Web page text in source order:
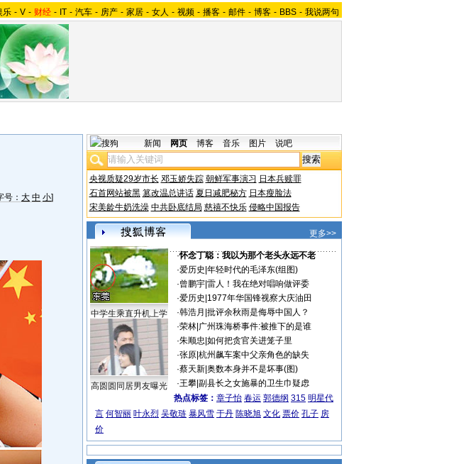
乐 - V - 财经 - IT - 汽车 - 房产 - 家居 - 女人 - 视频 - 播客 - 邮件 - 博客 - BBS - 我说两句
号： 大 中 小]
新闻 网页 博客 音乐 图片 说吧
央视质疑29岁市长 邓玉娇失踪 朝鲜军事演习 日本兵赎罪
石首网站被黑 篡改温总讲话 夏日减肥秘方 日本瘦脸法
宋美龄牛奶洗澡 中共卧底结局 慈禧不快乐 侵略中国报告
更多>>
中学生乘直升机上学
高圆圆同居男友曝光
·怀念丁聪：我以为那个老头永远不老
·爱历史 年轻时代的毛泽东(组图)
·曾鹏宇| 雷人！我在绝对唱响做评委
·爱历史 1977年华国锋视察大庆油田
·韩浩月 批评余秋雨是侮辱中国人？
·荣林| 广州珠海桥事件:被推下的是谁
·朱顺忠 如何把贪官关进笼子里
·张原| 杭州飙车案中父亲角色的缺失
·蔡天新| 奥数本身并不是坏事(图)
·王攀| 副县长之女施暴的卫生巾疑虑
热点标签： 章子怡 春运 郭德纲 315 明星代
言 何智丽 叶永烈 吴敬琏 暴风雪 于丹 陈晓旭 文化 票价 孔子 房
价